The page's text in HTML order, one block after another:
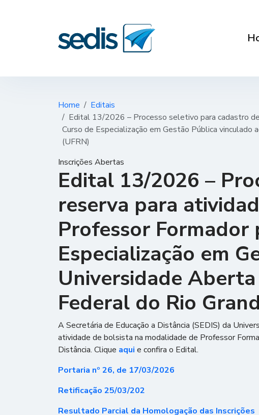
Home
Editais
Edital 13/2026 – Processo seletivo para cadastro
Curso de Especialização em Gestão Pública
(UFRN)
Inscrições Abertas
Edital 13/2026 –
reserva para
Professor Formador
Especialização em
Universidade
Federal do Rio
A Secretária de Educação a Distância (SEDIS) da
atividade de bolsista na modalidade de Professor
Distância. Clique aqui e confira o Edital.
Portaria nº 26, de 17/03/2026
Retificação 25/03/202
Resultado Parcial da Homologação das Inscrições